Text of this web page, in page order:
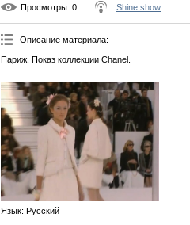
Просмотры: 0 Shine show
Описание материала:
Париж. Показ коллекции Chanel.
Язык: Русский